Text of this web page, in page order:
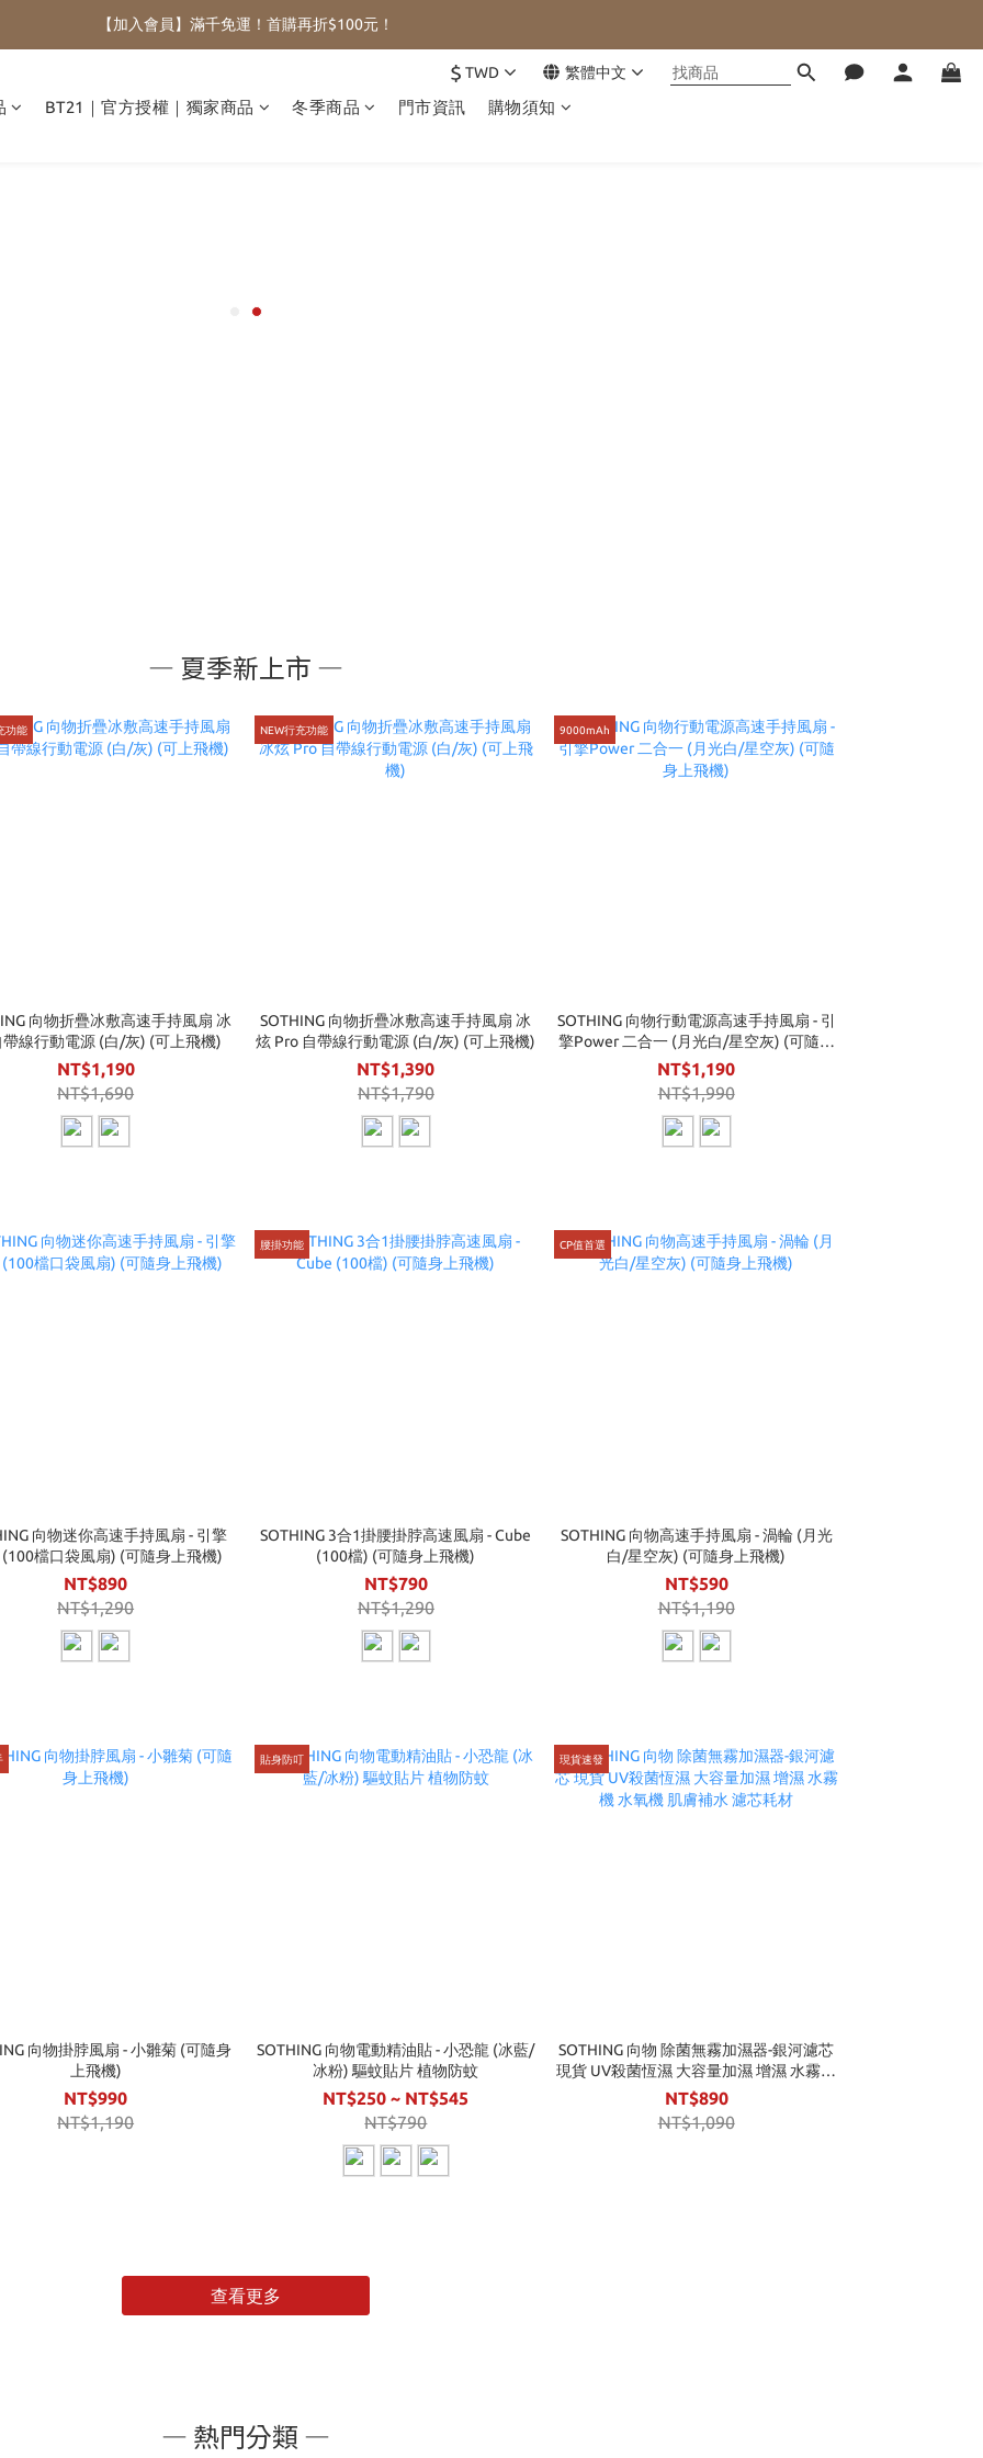
【加入會員】滿千免運！首購再折$100元！
$ TWD 繁體中文
BT21｜官方授權｜獨家商品 冬季商品 門市資訊 購物須知
— 夏季新上市 —
功能
向物折疊冰敷高速手持風扇 冰
帶線行動電源 (白/灰) (可上飛機)
NT$1,190
NT$1,690
NEW行充功能
SOTHING 向物折疊冰敷高速手持風扇 冰
炫 Pro 自帶線行動電源 (白/灰) (可上飛機)
NT$1,390
NT$1,790
9000mAh
SOTHING 向物行動電源高速手持風扇 - 引
擎Power 二合一 (月光白/星空灰) (可隨身
上飛機)
NT$1,190
NT$1,990
向物迷你高速手持風扇 - 引擎
檔口袋風扇) (可隨身上飛機)
NT$890
NT$1,290
腰掛功能
SOTHING 3合1掛腰掛脖高速風扇 - Cube
(100檔) (可隨身上飛機)
NT$790
NT$1,290
CP值首選
SOTHING 向物高速手持風扇 - 渦輪 (月光
白/星空灰) (可隨身上飛機)
NT$590
NT$1,190
向物掛脖風扇 - 小雛菊 (可隨身
上飛機)
NT$990
NT$1,190
貼身防叮
SOTHING 向物電動精油貼 - 小恐龍 (冰藍/
冰粉) 驅蚊貼片 植物防蚊
NT$250 ~ NT$545
NT$790
現貨速發
SOTHING 向物 除菌無霧加濕器-銀河濾芯
現貨 UV殺菌恆濕 大容量加濕 增濕 水霧機
水氧機 肌膚補水 濾芯耗材
NT$890
NT$1,090
查看更多
— 熱門分類 —